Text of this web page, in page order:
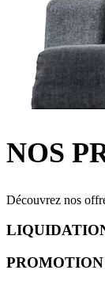
NOS
Découvrez nos
PROMOTION